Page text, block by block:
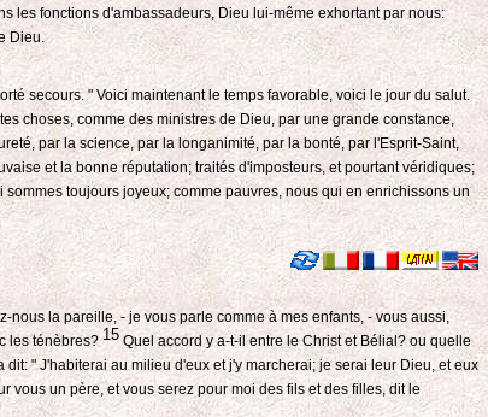
les fonctions d'ambassadeurs, Dieu lui-même exhortant par nous:
Dieu.
secours. " Voici maintenant le temps favorable, voici le jour du salut.
choses, comme des ministres de Dieu, par une grande constance,
par la science, par la longanimité, par la bonté, par l'Esprit-Saint,
et la bonne réputation; traités d'imposteurs, et pourtant véridiques;
toujours joyeux; comme pauvres, nous qui en enrichissons un
nous la pareille, - je vous parle comme à mes enfants, - vous aussi,
les ténèbres?15 Quel accord y a-t-il entre le Christ et Bélial? ou quelle
" J'habiterai au milieu d'eux et j'y marcherai; je serai leur Dieu, et eux
vous un père, et vous serez pour moi des fils et des filles, dit le